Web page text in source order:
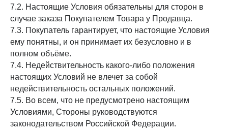
7.2. Настоящие Условия обязательны для сторон в
случае заказа Покупателем Товара у Продавца.
7.3. Покупатель гарантирует, что настоящие Условия
ему понятны, и он принимает их безусловно и в
полном объёме.
7.4. Недействительность какого-либо положения
настоящих Условий не влечет за собой
недействительность остальных положений.
7.5. Во всем, что не предусмотрено настоящим
Условиями, Стороны руководствуются
законодательством Российской Федерации.